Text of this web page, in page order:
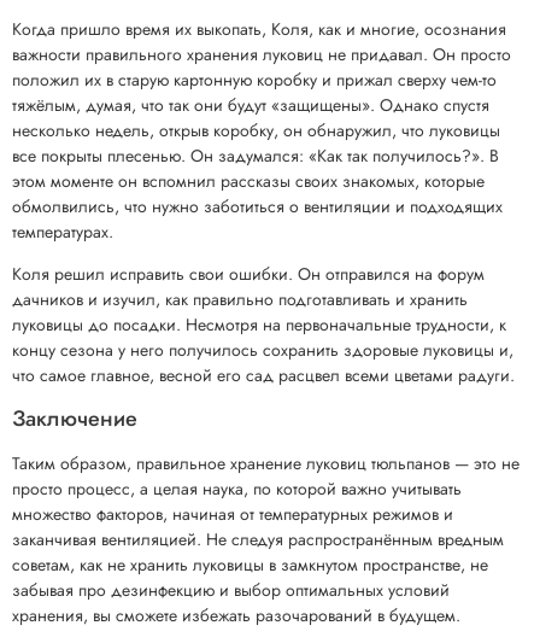
Когда пришло время их выкопать, Коля, как и многие, осознания
важности правильного хранения луковиц не придавал. Он просто
положил их в старую картонную коробку и прижал сверху чем-то
тяжёлым, думая, что так они будут «защищены». Однако спустя
несколько недель, открыв коробку, он обнаружил, что луковицы
все покрыты плесенью. Он задумался: «Как так получилось?». В
этом моменте он вспомнил рассказы своих знакомых, которые
обмолвились, что нужно заботиться о вентиляции и подходящих
температурах.
Коля решил исправить свои ошибки. Он отправился на форум
дачников и изучил, как правильно подготавливать и хранить
луковицы до посадки. Несмотря на первоначальные трудности, к
концу сезона у него получилось сохранить здоровые луковицы и,
что самое главное, весной его сад расцвел всеми цветами радуги.
Заключение
Таким образом, правильное хранение луковиц тюльпанов — это не
просто процесс, а целая наука, по которой важно учитывать
множество факторов, начиная от температурных режимов и
заканчивая вентиляцией. Не следуя распространённым вредным
советам, как не хранить луковицы в замкнутом пространстве, не
забывая про дезинфекцию и выбор оптимальных условий
хранения, вы сможете избежать разочарований в будущем.